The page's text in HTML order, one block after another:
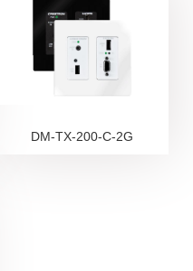
DM-TX-200-C-2G